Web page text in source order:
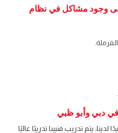
وجود مشاكل في نظام
دبي وأبو ظبي
لدينا، يتم تدريب فنيينا تدريبًا عاليًا